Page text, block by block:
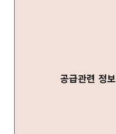
공급관련 정보